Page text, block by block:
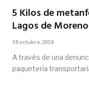
5 Kilos de
Lagos de Moreno
18 octubre, 2018
A través de una
paquetería